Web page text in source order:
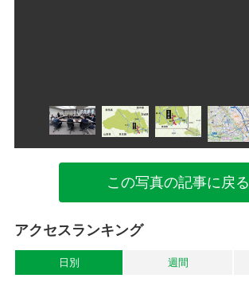
この写真の記事に戻る
アクセスランキング
日別 週間